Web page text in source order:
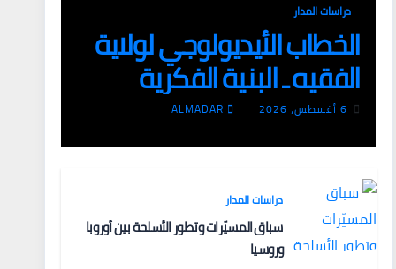
دراسات المدار
الخطاب الأيديولوجي لولاية
الفقيه ـ البنية الفكرية
وآليات التعبئة
6 أغسطس، 2026 ALMADAR
دراسات المدار
سباق المسيّرات وتطور الأسلحة بين أوروبا
وروسيا